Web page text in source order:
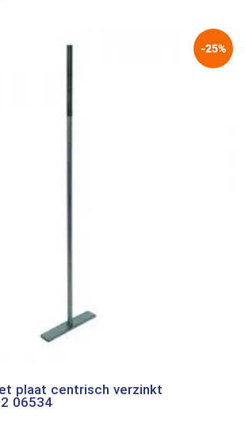
-25%
plaat centrisch verzinkt
06534